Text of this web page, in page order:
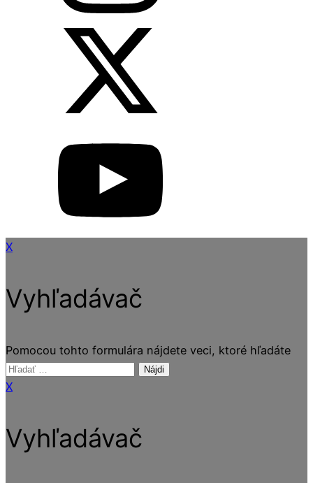
X
Vyhľadávač
Pomocou tohto formulára nájdete veci, ktoré hľadáte
Hľadať:
X
Vyhľadávač